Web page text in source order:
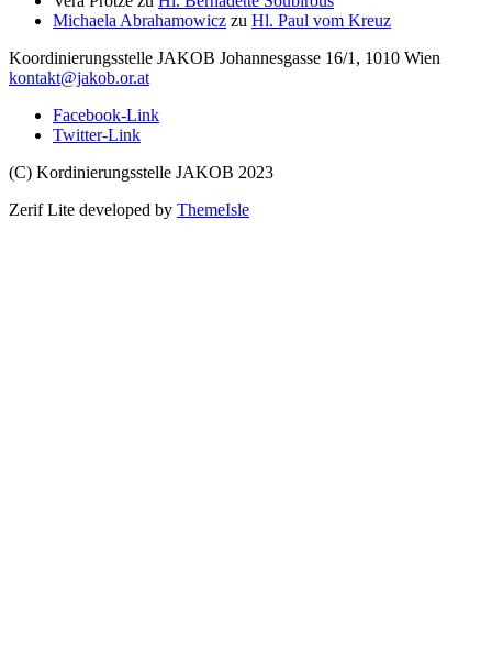
Michaela Abrahamowicz zu Hl. Paul vom Kreuz
Koordinierungsstelle JAKOB Johannesgasse 16/1, 1010 Wien
kontakt@jakob.or.at
Facebook-Link
Twitter-Link
(C) Kordinierungsstelle JAKOB 2023
Zerif Lite developed by ThemeIsle